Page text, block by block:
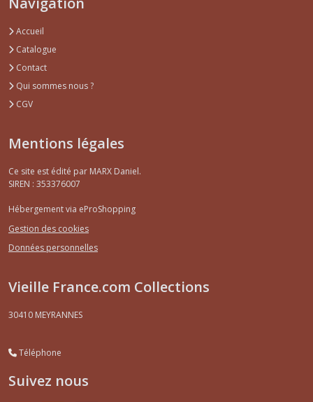
Accueil
Catalogue
Contact
Qui sommes nous ?
CGV
Mentions légales
Ce site est édité par MARX Daniel.
SIREN : 353376007
Hébergement via eProShopping
Gestion des cookies
Données personnelles
Vieille France.com Collections
30410 MEYRANNES
Téléphone
Suivez nous